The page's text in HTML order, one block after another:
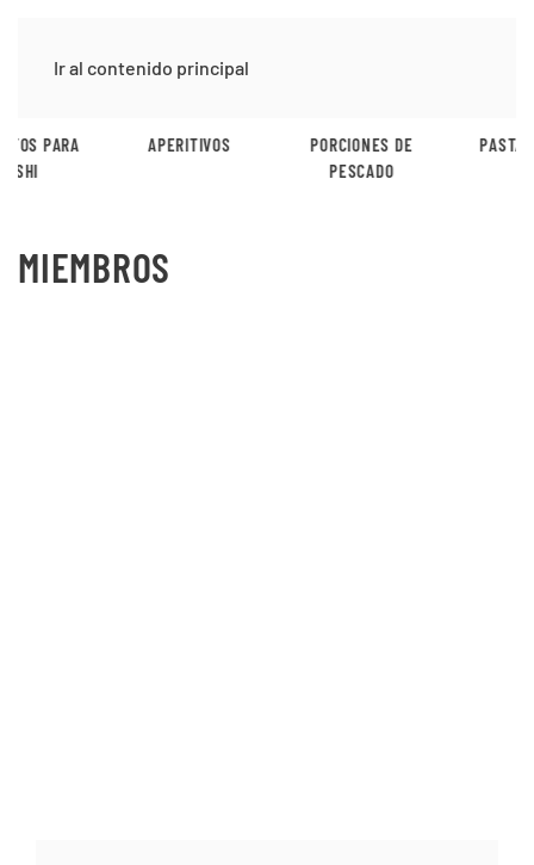
Ir al contenido principal
APERITIVOS
PORCIONES DE
PASTA Y ARROZ
MIEMBROS